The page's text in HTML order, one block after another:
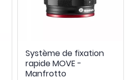
Système de fixation
rapide MOVE -
Manfrotto